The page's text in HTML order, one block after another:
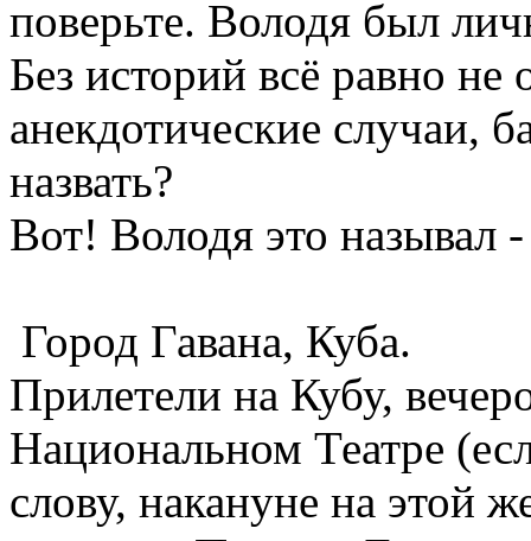
поверьте. Володя был
Без историй всё равно
анекдотические случаи,
назвать?
Вот! Володя это
Город Гавана, Куба.
Прилетели на Кубу,
Национальном Театре
слову, накануне на этой